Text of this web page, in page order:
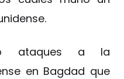
ataques a la
en Bagdad que